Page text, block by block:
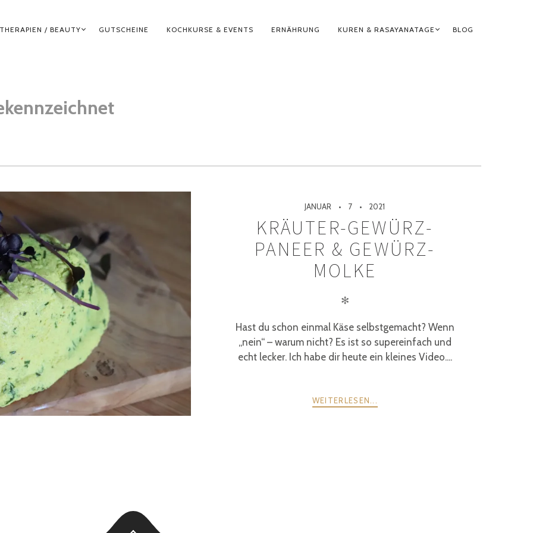
/ BEAUTY GUTSCHEINE KOCHKURSE & EVENTS ERNÄHRUNG KUREN & RASAYANATAGE BLOG
JANUAR 7 2021
KRÄUTER-GEWÜRZ-
PANEER & GEWÜRZ-
MOLKE
✻
Hast du schon einmal Käse selbstgemacht? Wenn
„nein“ – warum nicht? Es ist so supereinfach und
echt lecker. Ich habe dir heute ein kleines Video....
WEITERLESEN...